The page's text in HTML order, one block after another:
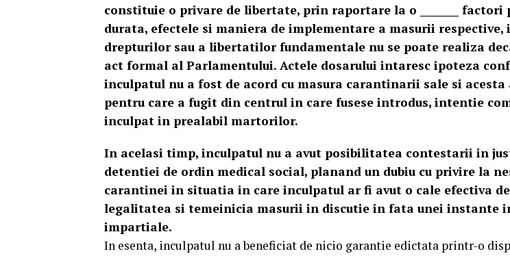
constituie o privare de libertate, prin raportare la o ________ factori
durata, efectele si maniera de implementare a masurii respective,
drepturilor sau a libertatilor fundamentale nu se poate realiza
act formal al Parlamentului. Actele dosarului intaresc ipoteza
inculpatul nu a fost de acord cu masura carantinarii sale si
pentru care a fugit din centrul in care fusese introdus, intentie
inculpat in prealabil martorilor.
In acelasi timp, inculpatul nu a avut posibilitatea contestarii in
detentiei de ordin medical social, planand un dubiu cu privire la
carantinei in situatia in care inculpatul ar fi avut o cale efectiva
legalitatea si temeinicia masurii in discutie in fata unei instante
impartiale.
In esenta, inculpatul nu a beneficiat de nicio garantie edictata printr-o